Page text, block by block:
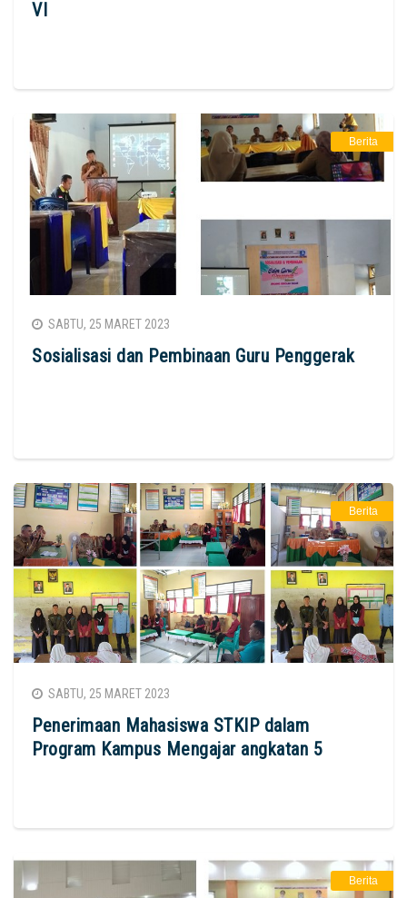
VI
Berita
SABTU, 25 MARET 2023
Sosialisasi dan Pembinaan Guru Penggerak
Berita
SABTU, 25 MARET 2023
Penerimaan Mahasiswa STKIP dalam
Program Kampus Mengajar angkatan 5
Berita